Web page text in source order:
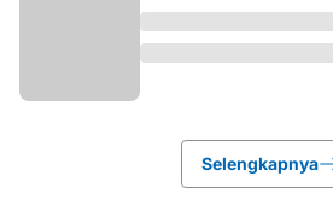
Selengkapnya